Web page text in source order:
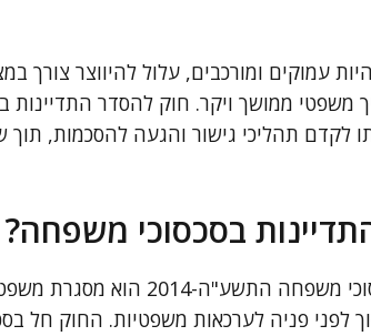
עמוקים ומורכבים, עלול להיווצר צורך
משפטי ממושך ויקר. חוק להסדר
לקדם תהליכי גישור והגעה להסכמות,
בסכסוכי משפחה?
החוק להסדר התדיינות בסכסוכי
לפני פניה לערכאות משפטיות. החוק חל